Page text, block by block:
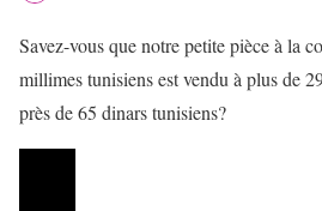
Savez-vous que notre petite pièce à la
millimes tunisiens est vendu à plus de
près de 65 dinars tunisiens?